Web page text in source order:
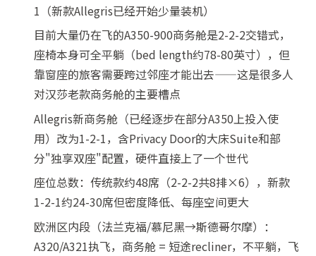
1（新款Allegris已经开始少量装机）
目前大量仍在飞的A350-900商务舱是2-2-2交错式，
座椅本身可全平躺（bed length约78-80英寸），但
靠窗座的旅客需要跨过邻座才能出去——这是很多人
对汉莎老款商务舱的主要槽点
Allegris新商务舱（已经逐步在部分A350上投入使
用）改为1-2-1，含Privacy Door的大床Suite和部
分"独享双座"配置，硬件直接上了一个世代
座位总数：传统款约48席（2-2-2共8排×6），新款
1-2-1约24-30席但密度降低、每座空间更大
欧洲区内段（法兰克福/慕尼黑→斯德哥尔摩）：
A320/A321执飞，商务舱 = 短途recliner，不平躺，飞